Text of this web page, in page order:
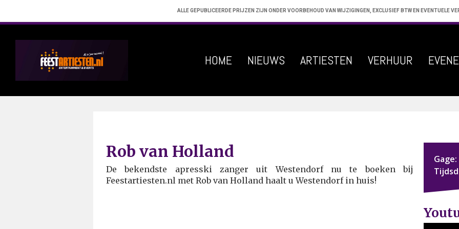
ALLE GEPUBLICEERDE PRIJZEN ZIJN ONDER VOORBEHOUD VAN WIJZIGINGEN, EXCLUSIEF BTW EN EVENTUELE
HOME NIEUWS ARTIESTEN VERHUUR
Rob van Holland
De bekendste apresski zanger uit Westendorf nu te boeken bij
Feestartiesten.nl met Rob van Holland haalt u Westendorf in huis!
Gage: